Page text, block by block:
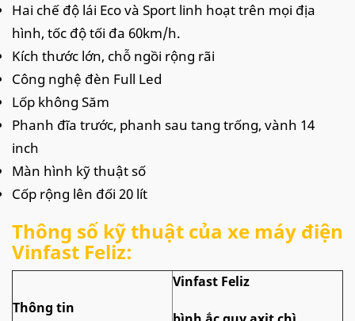
Hai chế độ lái Eco và Sport linh hoạt trên mọi địa
hình, tốc độ tối đa 60km/h.
Kích thước lớn, chỗ ngồi rộng rãi
Công nghệ đèn Full Led
Lốp không Săm
Phanh đĩa trước, phanh sau tang trống, vành 14
inch
Màn hình kỹ thuật số
Cốp rộng lên đối 20 lít
Thông số kỹ thuật của xe máy điện
Vinfast Feliz:
Thông tin
Vinfast Feliz